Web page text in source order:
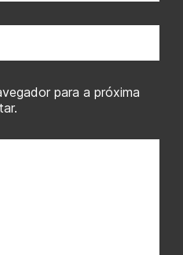
para a próxima